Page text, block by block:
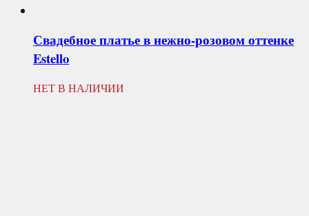
Свадебное платье в нежно-розовом оттенке
Estello
НЕТ В НАЛИЧИИ